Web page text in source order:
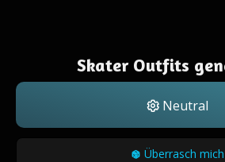
Skater Outfits
Neutral
Überrasch mich